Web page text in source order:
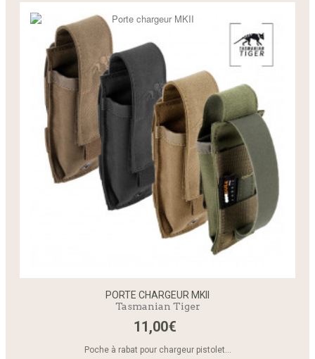
PORTE CHARGEUR MKII
Tasmanian Tiger
11,00€
Poche à rabat pour chargeur pistolet...